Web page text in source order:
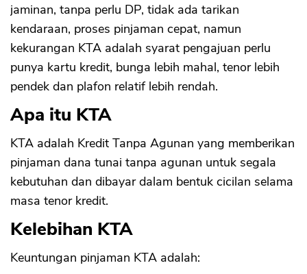
jaminan, tanpa perlu DP, tidak ada tarikan
kendaraan, proses pinjaman cepat, namun
kekurangan KTA adalah syarat pengajuan perlu
punya kartu kredit, bunga lebih mahal, tenor lebih
pendek dan plafon relatif lebih rendah.
Apa itu KTA
KTA adalah Kredit Tanpa Agunan yang memberikan
pinjaman dana tunai tanpa agunan untuk segala
kebutuhan dan dibayar dalam bentuk cicilan selama
masa tenor kredit.
Kelebihan KTA
Keuntungan pinjaman KTA adalah: